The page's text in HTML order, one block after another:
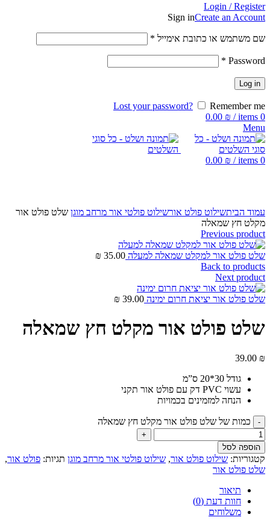
Login / Register
Sign inCreate an Account
שם משתמש או כתובת אימייל *
Password
*
Log in
Lost your password?
Remember me
0
items
/
0.00 ₪
Menu
0
items
/
0.00 ₪
עמוד הביתשילוט פולט אורשילוט פולטי אור מרחב מוגן שלט פולט אור
מקלט חץ שמאלה
Previous product
שלט פולט אור למקלט שמאלה למעלה 35.00
₪
Back to products
Next product
שלט פולט אור יציאת חרום ימינה 39.00
₪
שלט פולט אור מקלט חץ שמאלה
39.00 ₪
גודל 30*20 ס”מ
עשוי PVC דק עם פולט אור תקני
הנחה למזמינים בכמויות
כמות של שלט פולט אור מקלט חץ שמאלה
הוספה לסל
קטגוריות: שילוט פולט אור, שילוט פולטי אור מרחב מוגן תגיות: פולט אור,
שלט פולט אור
תיאור
חוות דעת (0)
משלוחים